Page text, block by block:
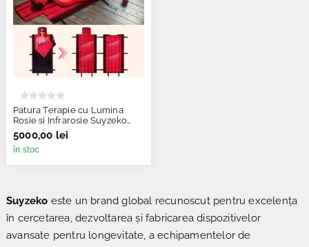
Patura Terapie cu Lumina
Rosie si Infrarosie Suyzeko
GY-S1
5000,00 lei
în stoc
Suyzeko este un brand global recunoscut pentru excelența
în cercetarea, dezvoltarea și fabricarea dispozitivelor
avansate pentru longevitate, a echipamentelor de